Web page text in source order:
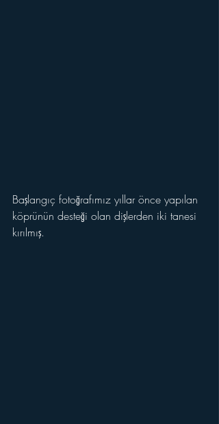
Başlangıç fotoğrafımız yıllar önce yapılan
köprünün desteği olan dişlerden iki tanesi
kırılmış.